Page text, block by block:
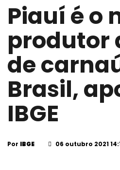
Piauí é o
produtor
de
Brasil,
IBGE
Por IBGE 06 outubro 2021